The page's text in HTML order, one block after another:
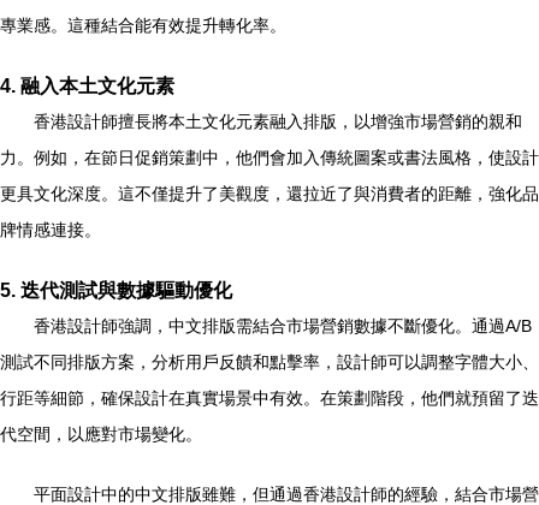
專業感。這種結合能有效提升轉化率。
4. 融入本土文化元素
香港設計師擅長將本土文化元素融入排版，以增強市場營銷的親和
力。例如，在節日促銷策劃中，他們會加入傳統圖案或書法風格，使設計
更具文化深度。這不僅提升了美觀度，還拉近了與消費者的距離，強化品
牌情感連接。
5. 迭代測試與數據驅動優化
香港設計師強調，中文排版需結合市場營銷數據不斷優化。通過A/B
測試不同排版方案，分析用戶反饋和點擊率，設計師可以調整字體大小、
行距等細節，確保設計在真實場景中有效。在策劃階段，他們就預留了迭
代空間，以應對市場變化。
平面設計中的中文排版雖難，但通過香港設計師的經驗，結合市場營